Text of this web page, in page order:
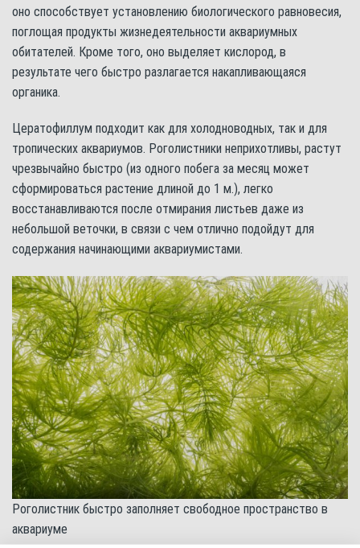
оно способствует установлению биологического равновесия,
поглощая продукты жизнедеятельности аквариумных
обитателей. Кроме того, оно выделяет кислород, в
результате чего быстро разлагается накапливающаяся
органика.
Цератофиллум подходит как для холодноводных, так и для
тропических аквариумов. Роголистники неприхотливы, растут
чрезвычайно быстро (из одного побега за месяц может
сформироваться растение длиной до 1 м.), легко
восстанавливаются после отмирания листьев даже из
небольшой веточки, в связи с чем отлично подойдут для
содержания начинающими аквариумистами.
Роголистник быстро заполняет свободное пространство в
аквариуме